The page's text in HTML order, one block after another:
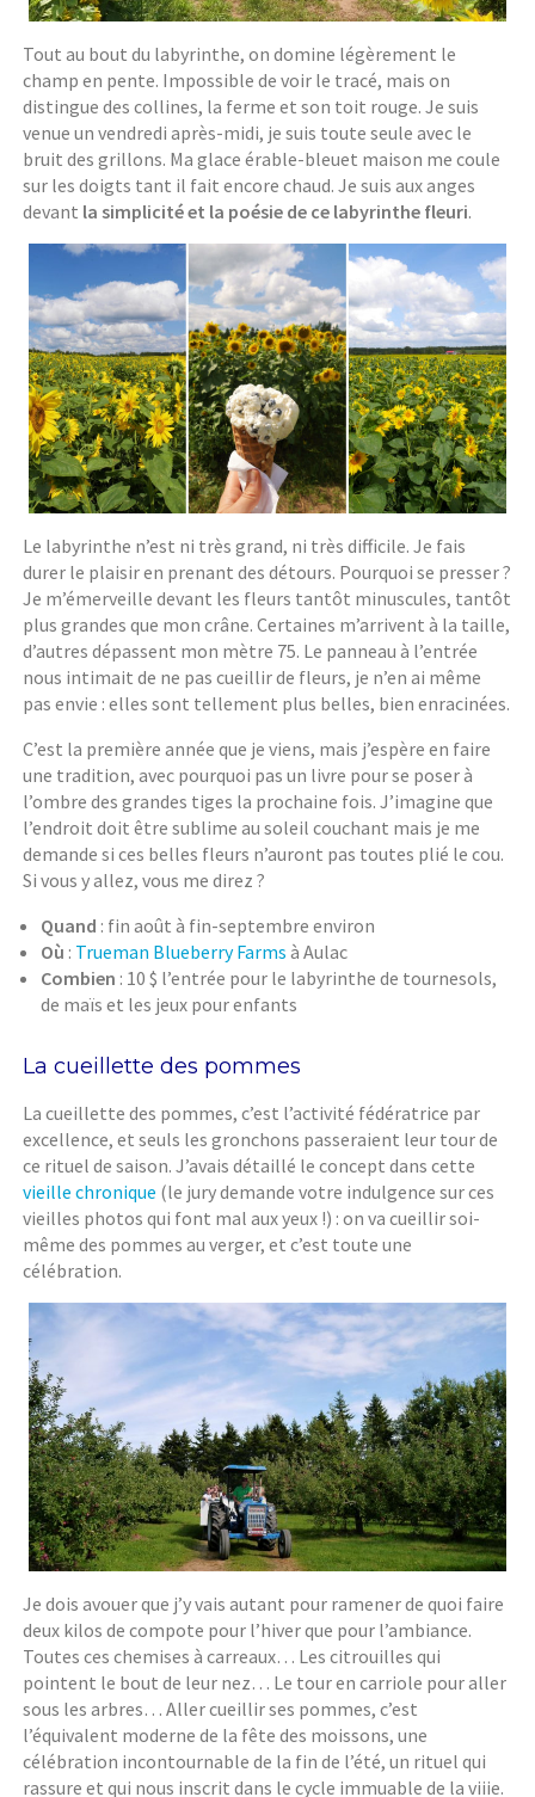
Tout au bout du labyrinthe, on domine légèrement le
champ en pente. Impossible de voir le tracé, mais on
distingue des collines, la ferme et son toit rouge. Je suis
venue un vendredi après-midi, je suis toute seule avec le
bruit des grillons. Ma glace érable-bleuet maison me coule
sur les doigts tant il fait encore chaud. Je suis aux anges
devant la simplicité et la poésie de ce labyrinthe fleuri.
Le labyrinthe n’est ni très grand, ni très difficile. Je fais
durer le plaisir en prenant des détours. Pourquoi se presser ?
Je m’émerveille devant les fleurs tantôt minuscules, tantôt
plus grandes que mon crâne. Certaines m’arrivent à la taille,
d’autres dépassent mon mètre 75. Le panneau à l’entrée
nous intimait de ne pas cueillir de fleurs, je n’en ai même
pas envie : elles sont tellement plus belles, bien enracinées.
C’est la première année que je viens, mais j’espère en faire
une tradition, avec pourquoi pas un livre pour se poser à
l’ombre des grandes tiges la prochaine fois. J’imagine que
l’endroit doit être sublime au soleil couchant mais je me
demande si ces belles fleurs n’auront pas toutes plié le cou.
Si vous y allez, vous me direz ?
Quand : fin août à fin-septembre environ
Où : Trueman Blueberry Farms à Aulac
Combien : 10 $ l’entrée pour le labyrinthe de tournesols,
de maïs et les jeux pour enfants
La cueillette des pommes
La cueillette des pommes, c’est l’activité fédératrice par
excellence, et seuls les gronchons passeraient leur tour de
ce rituel de saison. J’avais détaillé le concept dans cette
vieille chronique (le jury demande votre indulgence sur ces
vieilles photos qui font mal aux yeux !) : on va cueillir soi-
même des pommes au verger, et c’est toute une
célébration.
Je dois avouer que j’y vais autant pour ramener de quoi faire
deux kilos de compote pour l’hiver que pour l’ambiance.
Toutes ces chemises à carreaux… Les citrouilles qui
pointent le bout de leur nez… Le tour en carriole pour aller
sous les arbres… Aller cueillir ses pommes, c’est
l’équivalent moderne de la fête des moissons, une
célébration incontournable de la fin de l’été, un rituel qui
rassure et qui nous inscrit dans le cycle immuable de la viiie.